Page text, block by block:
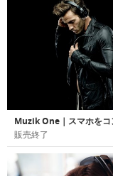
販売終了